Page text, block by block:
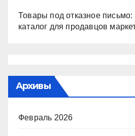
Товары под отказное
каталог для продавцов
Архивы
Февраль 2026